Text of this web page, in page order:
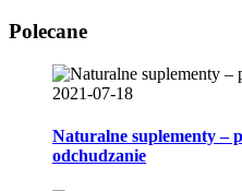
Polecane
2021-07-18
Naturalne suplementy –
odchudzanie